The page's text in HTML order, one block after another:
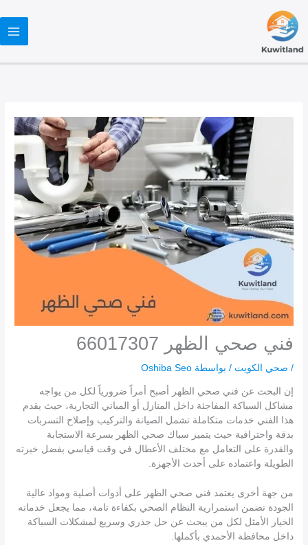
إلى
المحتوى
فني صحي الظهر 66017307
/ صحي الكويت / بواسطة Oshiba Seo
إن البحث عن فني صحي الظهر أصبح أمراً ضرورياً لكل من يواجه
مشاكل السباكة المفاجئة داخل المنازل أو المباني التجارية، حيث يقدم
هذا الفني خدمات متكاملة تشمل الصيانة والتركيب وإصلاح التسربات
بدقة واحترافية حيث يتميز سباك صحي الظهر بسرعة الاستجابة
والقدرة على التعامل مع مختلف الأعطال في وقت قياسي بفضل خبرته
الطويلة واعتماده على أحدث الأجهزة.
من جهة أخرى يعتمد فني صحي الظهر على أدوات أصلية ومواد عالية
الجودة تضمن استمرارية النظام الصحي بكفاءة تامة، مما يجعل خدماته
الخيار الأمثل لكل من يبحث عن حل جذري وسريع لمشكلات السباكة
داخل محافظة الأحمدي بأكملها.